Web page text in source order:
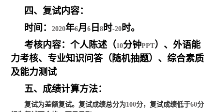
四、复试内容：
时间：2020年6月6 日8 时-20 时。
考核内容：个人陈述（10分钟PPT）、外语能
力考核、专业知识问答（随机抽题）、综合素质
及能力测试
五、成绩计算方法：
复试为差额复试。复试成绩总分为100分，复试成绩低于60分